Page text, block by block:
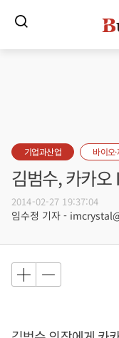
기업과산업 바이오
김범수, 카카
2014-02-27 19:37:04
임수정 기자 -